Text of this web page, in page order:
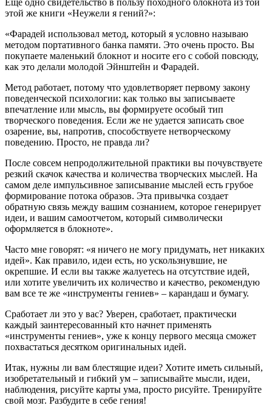
этой же книги «Неужели я гений?»:
«Фарадей использовал метод, который я условно называю
методом портативного банка памяти. Это очень просто. Вы
покупаете маленький блокнот и носите его с собой повсюду,
как это делали молодой Эйнштейн и Фарадей.
Метод работает, потому что удовлетворяет первому закону
поведенческой психологии: как только вы записываете
впечатление или мысль, вы формируете особый тип
творческого поведения. Если же не удается записать свое
озарение, вы, напротив, способствуете нетворческому
поведению. Просто, не правда ли?
После совсем непродолжительной практики вы почувствуете
резкий скачок качества и количества творческих мыслей. На
самом деле импульсивное записывание мыслей есть грубое
формирование потока образов. Эта привычка создает
обратную связь между вашим сознанием, которое генерирует
идеи, и вашим самоотчетом, который символически
оформляется в блокноте».
Часто мне говорят: «я ничего не могу придумать, нет никаких
идей». Как правило, идеи есть, но ускользнувшие, не
окрепшие. И если вы также жалуетесь на отсутствие идей,
или хотите увеличить их количество и качество, рекомендую
вам все те же «инструменты гениев» – карандаш и бумагу.
Сработает ли это у вас? Уверен, сработает, практически
каждый заинтересованный кто начнет применять
«инструменты гениев», уже к концу первого месяца сможет
похвастаться десятком оригинальных идей.
Итак, нужны ли вам блестящие идеи? Хотите иметь сильный,
изобретательный и гибкий ум – записывайте мысли, идеи,
наблюдения, рисуйте карты ума, просто рисуйте. Тренируйте
свой мозг. Разбудите в себе гения!